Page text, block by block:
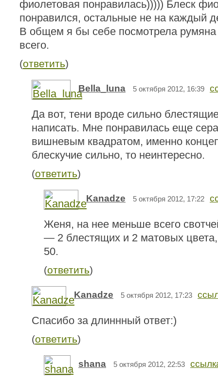
фиолетовая понравилась))))) Блеск
понравился, остальные не на каждый
В общем я бы себе посмотрела
всего.
(ответить)
Bella_luna 5 октября 2012, 16:39
Да вот, тени вроде сильно
написать. Мне понравилась еще
вишневым квадратом, именно
блескучие сильно, то неинтересно.
(ответить)
Kanadze 5 октября 2012, 17:22
Женя, на нее меньше всего
— 2 блестящих и 2 матовых цвета,
50.
(ответить)
Kanadze 5 октября 2012, 17:23
Спасибо за длиннный ответ:)
(ответить)
shana 5 октября 2012, 22:53